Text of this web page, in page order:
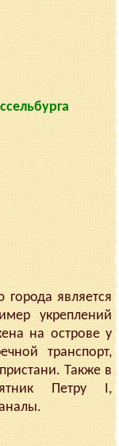
является
укреплений
на острове у
транспорт,
Также в
Петру I,